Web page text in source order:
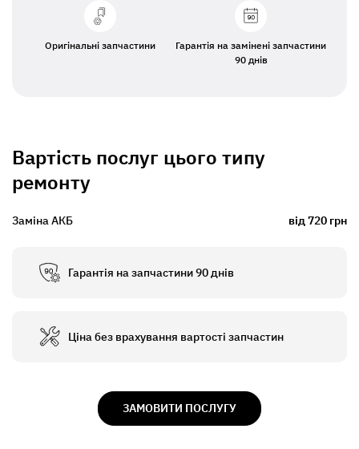
Оригінальні запчастини
Гарантія на замінені запчастини
90 днів
Вартість послуг цього типу
ремонту
Заміна АКБ від 720 грн
Гарантія на запчастини 90 днів
Ціна без врахування вартості запчастин
ЗАМОВИТИ ПОСЛУГУ